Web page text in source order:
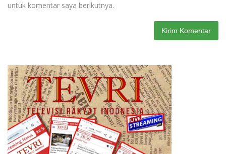
untuk komentar saya berikutnya.